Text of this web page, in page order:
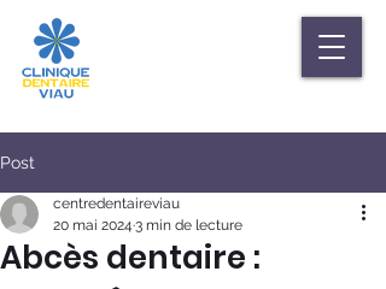
Post
Abcès dentaire :
centredentaireviau
20 mai 2024 3 min de lecture